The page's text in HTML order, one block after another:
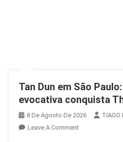
Tan Dun em São
evocativa conquista
8 De Agosto De 2026
TIAGO
Leave A CommentOn